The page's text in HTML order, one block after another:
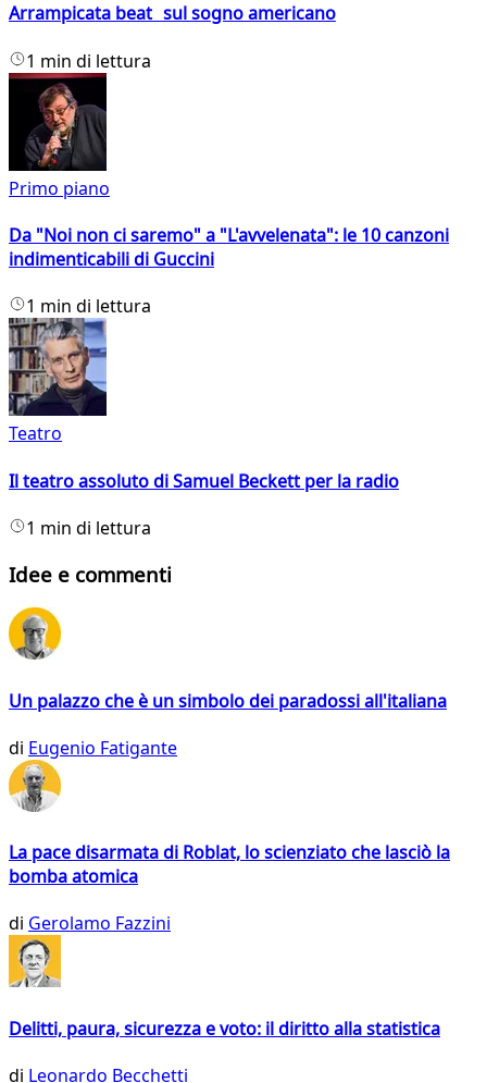
Arrampicata beat sul sogno americano
1 min di lettura
Primo piano
Da "Noi non ci saremo" a "L'avvelenata": le 10 canzoni
indimenticabili di Guccini
1 min di lettura
Teatro
Il teatro assoluto di Samuel Beckett per la radio
1 min di lettura
Idee e commenti
Un palazzo che è un simbolo dei paradossi all'italiana
di Eugenio Fatigante
La pace disarmata di Roblat, lo scienziato che lasciò la
bomba atomica
di Gerolamo Fazzini
Delitti, paura, sicurezza e voto: il diritto alla statistica
di Leonardo Becchetti